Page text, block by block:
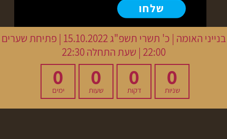
שלחו
*6565 בנייני האומה | כ' תשרי תשפ"ג
15.10.2022 | פתיחת שערים
22:00 | שעת התחלה 22:30
0
שניות
0
דקות
0
שעות
0
ימים